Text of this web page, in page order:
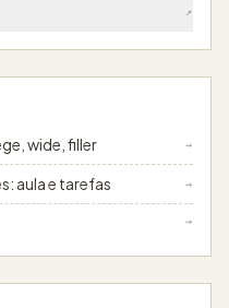
↗
wide, filler →
aula e tarefas →
→